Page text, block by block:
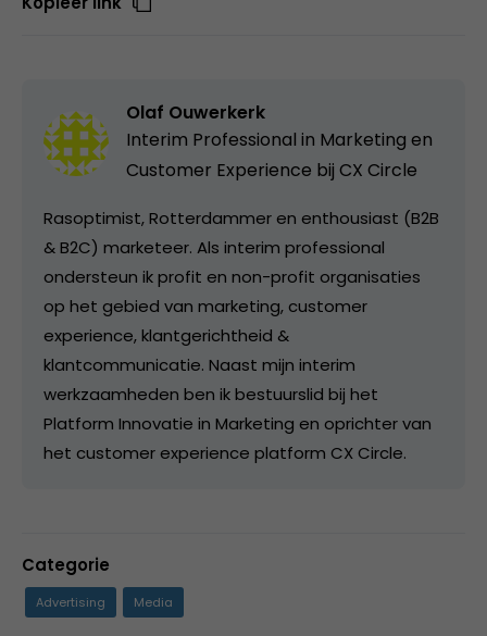
Olaf Ouwerkerk
Interim Professional in Marketing en
Customer Experience bij CX Circle
Rasoptimist, Rotterdammer en enthousiast (B2B
& B2C) marketeer. Als interim professional
ondersteun ik profit en non-profit organisaties
op het gebied van marketing, customer
experience, klantgerichtheid &
klantcommunicatie. Naast mijn interim
werkzaamheden ben ik bestuurslid bij het
Platform Innovatie in Marketing en oprichter van
het customer experience platform CX Circle.
Categorie
Advertising Media